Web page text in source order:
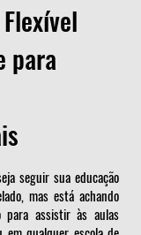
para
seguir sua educação
mas está achando
assistir às aulas